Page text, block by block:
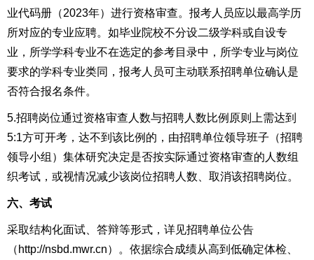
业代码册（2023年）进行资格审查。报考人员应以最高学历
所对应的专业应聘。如毕业院校不分设二级学科或自设专
业，所学学科专业不在选定的参考目录中，所学专业与岗位
要求的学科专业类同，报考人员可主动联系招聘单位确认是
否符合报名条件。
5.招聘岗位通过资格审查人数与招聘人数比例原则上需达到
5:1方可开考，达不到该比例的，由招聘单位领导班子（招聘
领导小组）集体研究决定是否按实际通过资格审查的人数组
织考试，或视情况减少该岗位招聘人数、取消该招聘岗位。
六、考试
采取结构化面试、答辩等形式，详见招聘单位公告
（http://nsbd.mwr.cn）。依据综合成绩从高到低确定体检、